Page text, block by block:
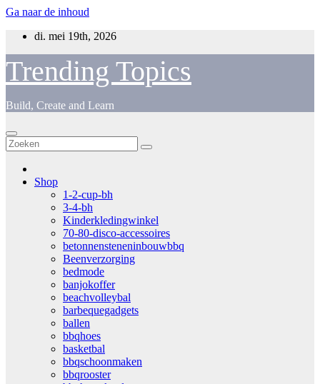
Ga naar de inhoud
di. mei 19th, 2026
Trending Topics
Build, Create and Learn
Shop
1-2-cup-bh
3-4-bh
Kinderkledingwinkel
70-80-disco-accessoires
betonnensteneninbouwbbq
Beenverzorging
bedmode
banjokoffer
beachvolleybal
barbequegadgets
ballen
bbqhoes
basketbal
bbqschoonmaken
bbqrooster